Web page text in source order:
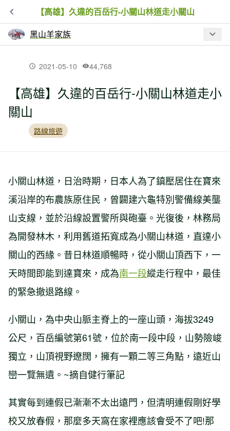
【高雄】久違的百岳行-小關山林道走小關山
黑山羊家族
最新文章
【南投】留龍頭走忘憂森林、金柑樹山
【南投】立鷹山O型走
2021-05-10 44,768
【高雄】久違的百岳行-小關山林道走小
關山
路線旅遊
小關山林道，日治時期，日本人為了鎮壓居住在寶來
溪沿岸的布農族原住民，曾闢建六龜特別警備線美壟
山支線，並於沿線設置警所與砲臺。光復後，林務局
為開發林木，利用舊道拓寬成為小關山林道，直達小
關山的西緣。昔日林道順暢時，從小關山頂西下，一
天時間即能到達寶來，成為南一段縱走行程中，最佳
的緊急撤退路線。
小關山，為中央山脈主脊上的一座山頭，海拔3249
公尺，百岳編號第61號，位於南一段中段，山勢險峻
獨立，山頂視野遼闊，擁有一顆二等三角點，遠近山
巒一覽無遺。~摘自健行筆記
其實每到連假已漸漸不太出遠門，但清明連假剛好學
校又放春假，那麼多天窩在家裡應該會受不了吧!那